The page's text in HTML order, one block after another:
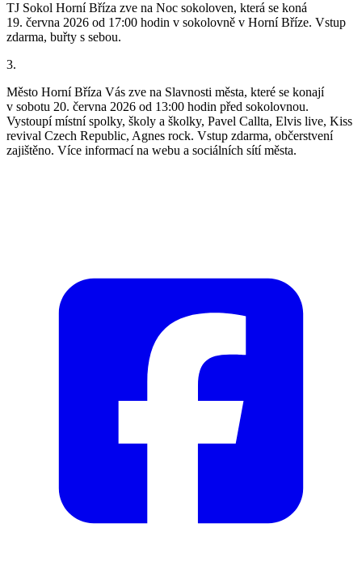
TJ Sokol Horní Bříza zve na Noc sokoloven, která se koná
19. června 2026 od 17:00 hodin v sokolovně v Horní Bříze. Vstup
zdarma, buřty s sebou.
3.
Město Horní Bříza Vás zve na Slavnosti města, které se konají
v sobotu 20. června 2026 od 13:00 hodin před sokolovnou.
Vystoupí místní spolky, školy a školky, Pavel Callta, Elvis live, Kiss
revival Czech Republic, Agnes rock. Vstup zdarma, občerstvení
zajištěno. Více informací na webu a sociálních sítí města.